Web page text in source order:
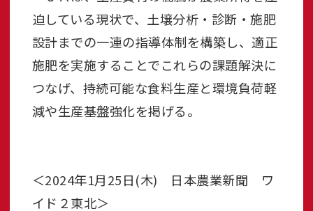
迫している現状で、土壌分析・診断・施肥
設計までの一連の指導体制を構築し、適正
施肥を実施することでこれらの課題解決に
つなげ、持続可能な食料生産と環境負荷軽
減や生産基盤強化を掲げる。
＜2024年1月25日(木) 日本農業新聞 ワ
イド２東北＞